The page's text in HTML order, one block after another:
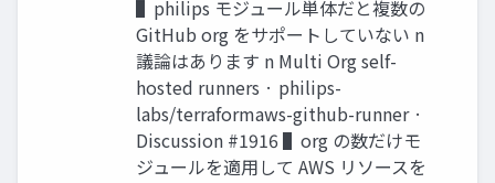
▌philips モジュール単体だと複数の
GitHub org をサポートしていない n
議論はあります n Multi Org self-
hosted runners · philips-
labs/terraformaws-github-runner ·
Discussion #1916 ▌org の数だけモ
ジュールを適⽤して AWS リソースを